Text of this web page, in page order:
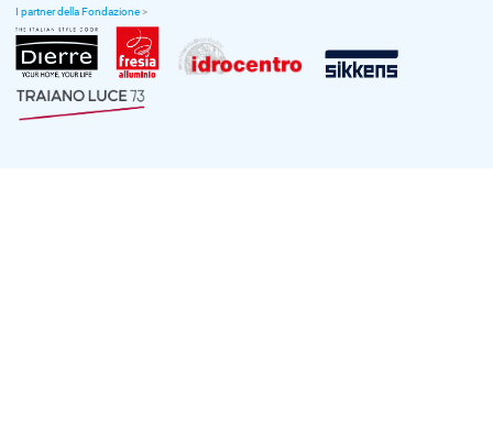
I partner della Fondazione>